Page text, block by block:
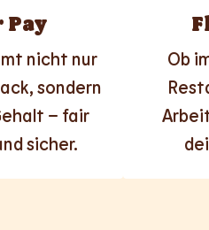
Pay
nicht nur
sondern
– fair
sicher.
Ob